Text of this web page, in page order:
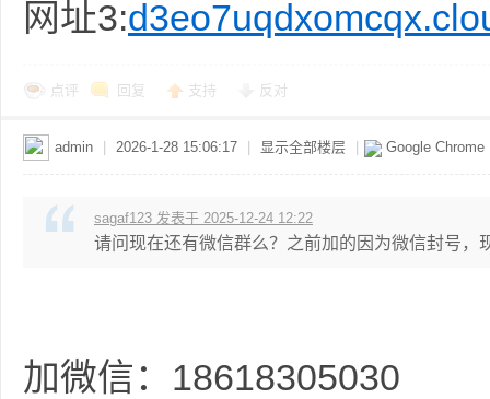
网址3:
点评 回复 支持 反对
admin 2026-1-28 15:06:17 显示全部楼层 Google Chrome
sagaf123 发表于 2025-12-24 12:22
请问现在还有微信群么？之前加的因为微信封号，
加微信：18618305030